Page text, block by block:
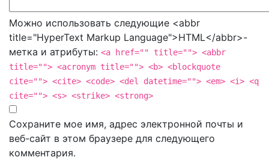
Можно использовать следующие <abbr
title="HyperText Markup Language">HTML</abbr>-
метка и атрибуты: <a href="" title=""> <abbr
title=""> <acronym title=""> <b> <blockquote
cite=""> <cite> <code> <del datetime=""> <em> <i> <q
cite=""> <s> <strike> <strong>
Сохраните мое имя, адрес электронной почты и
веб-сайт в этом браузере для следующего
комментария.